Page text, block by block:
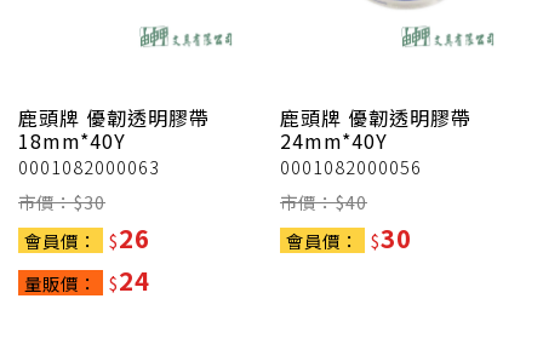
鹿頭牌 優韌透明膠帶
18mm*40Y
0001082000063
市價：$30
會員價：
$26
量販價： $24
鹿頭牌 優韌透明膠帶
24mm*40Y
0001082000056
市價：$40
會員價：
$30